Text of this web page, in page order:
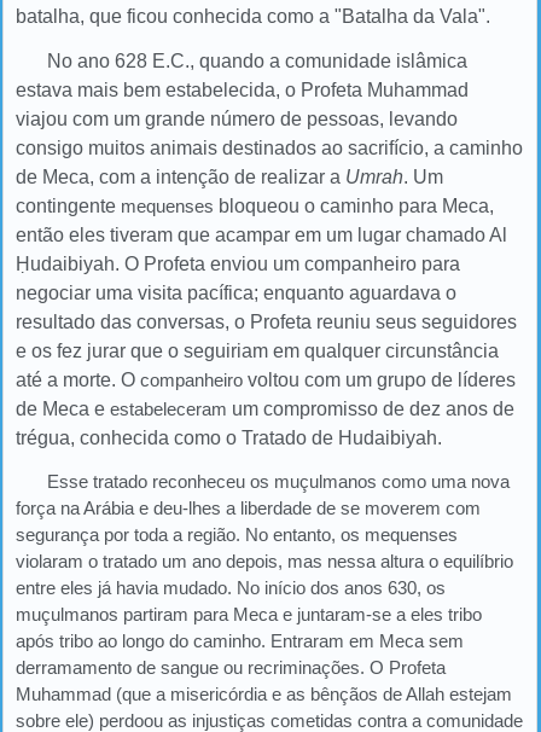
batalha, que ficou conhecida como a "Batalha da Vala".
No ano 628 E.C., quando a comunidade islâmica
estava mais bem estabelecida, o Profeta Muhammad
viajou com um grande número de pessoas, levando
consigo muitos animais destinados ao sacrifício, a caminho
de Meca, com a intenção de realizar a Umrah. Um
contingente mequenses bloqueou o caminho para Meca,
então eles tiveram que acampar em um lugar chamado Al
Ḥudaibiyah. O Profeta enviou um companheiro para
negociar uma visita pacífica; enquanto aguardava o
resultado das conversas, o Profeta reuniu seus seguidores
e os fez jurar que o seguiriam em qualquer circunstância
até a morte. O companheiro voltou com um grupo de líderes
de Meca e estabeleceram um compromisso de dez anos de
trégua, conhecida como o Tratado de Hudaibiyah.
Esse tratado reconheceu os muçulmanos como uma nova
força na Arábia e deu-lhes a liberdade de se moverem com
segurança por toda a região. No entanto, os mequenses
violaram o tratado um ano depois, mas nessa altura o equilíbrio
entre eles já havia mudado. No início dos anos 630, os
muçulmanos partiram para Meca e juntaram-se a eles tribo
após tribo ao longo do caminho. Entraram em Meca sem
derramamento de sangue ou recriminações. O Profeta
Muhammad (que a misericórdia e as bênçãos de Allah estejam
sobre ele) perdoou as injustiças cometidas contra a comunidade